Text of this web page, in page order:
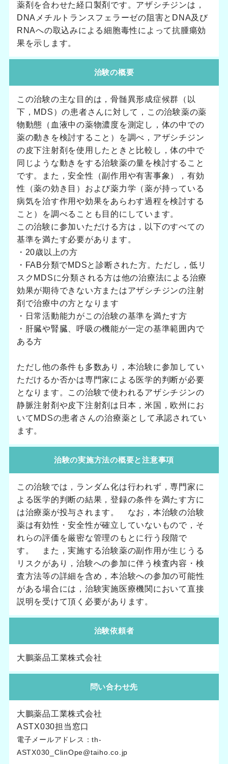
薬剤を合わせた経口製剤です。アザシチジンは，
DNAメチルトランスフェラーゼの阻害とDNA及び
RNAへの取込みによる細胞毒性によって抗腫瘍効
果を示します。
治験の概要
この治験の主な目的は，骨髄異形成症候群（以
下，MDS）の患者さんに対して，この治験薬の薬
物動態（血液中の薬物濃度を測定し，体の中での
薬の動きを検討すること）を調べ，アザシチジン
の皮下注射剤を使用したときと比較し，体の中で
同じような動きをする治験薬の量を検討すること
です。また，安全性（副作用や有害事象），有効
性（薬の効き目）および薬力学（薬が持っている
病気を治す作用や効果をあらわす過程を検討する
こと）を調べることも目的にしています。
この治験に参加いただける方は，以下のすべての
基準を満たす必要があります。
・20歳以上の方
・FAB分類でMDSと診断された方。ただし，低リ
スクMDSに分類される方は他の治療法による治療
効果が期待できない方またはアザシチジンの注射
剤で治療中の方となります
・日常活動能力がこの治験の基準を満たす方
・肝臓や腎臓、呼吸の機能が一定の基準範囲内で
ある方
ただし他の条件も多数あり，本治験に参加してい
ただけるか否かは専門家による医学的判断が必要
となります。この治験で使われるアザシチジンの
静脈注射剤や皮下注射剤は日本，米国，欧州にお
いてMDSの患者さんの治療薬として承認されてい
ます。
治験の実施方法の概要と注意事項
この治験では，ランダム化は行われず，専門家に
よる医学的判断の結果，登録の条件を満たす方に
は治療薬が投与されます。 なお，本治験の治験
薬は有効性・安全性が確立していないもので，そ
れらの評価を厳密な管理のもとに行う段階で
す。 また，実施する治験薬の副作用が生じうる
リスクがあり，治験への参加に伴う検査内容・検
査方法等の詳細を含め，本治験への参加の可能性
がある場合には，治験実施医療機関において直接
説明を受けて頂く必要があります。
治験依頼者
大鵬薬品工業株式会社
問い合わせ先
大鵬薬品工業株式会社
ASTX030担当窓口
電子メールアドレス：th-
ASTX030_ClinOpe@taiho.co.jp